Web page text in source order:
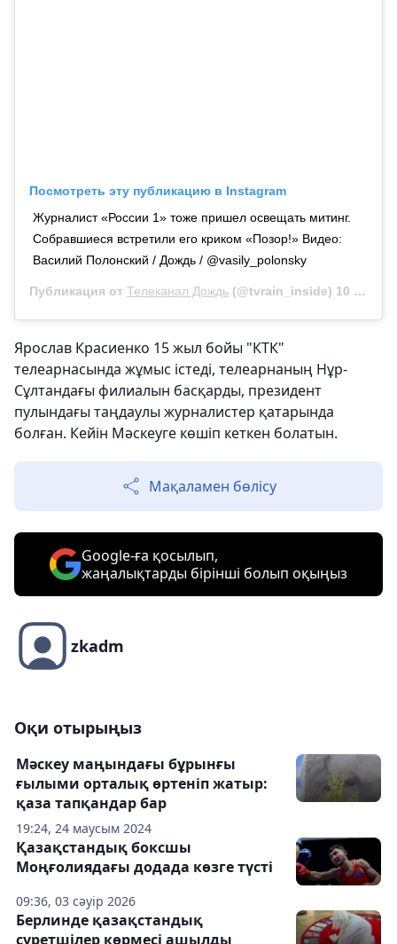
Посмотреть эту публикацию в Instagram
Журналист «России 1» тоже пришел освещать митинг.
Собравшиеся встретили его криком «Позор!» Видео:
Василий Полонский / Дождь / @vasily_polonsky
Публикация от Телеканал Дождь (@tvrain_inside) 10 Авг 2019 в 7:04 PDT
Ярослав Красиенко 15 жыл бойы "КТК"
телеарнасында жұмыс істеді, телеарнаның Нұр-
Сұлтандағы филиалын басқарды, президент
пулындағы таңдаулы журналистер қатарында
болған. Кейін Мәскеуге көшіп кеткен болатын.
Мақаламен бөлісу
Google-ға қосылып,
жаңалықтарды бірінші болып оқыңыз
zkadm
Оқи отырыңыз
19:24, 24 маусым 2024
Мәскеу маңындағы бұрынғы
ғылыми орталық өртеніп жатыр:
қаза тапқандар бар
09:36, 03 сәуір 2026
Қазақстандық боксшы
Моңғолиядағы додада көзге түсті
Берлинде қазақстандық
суретшілер көрмесі ашылды